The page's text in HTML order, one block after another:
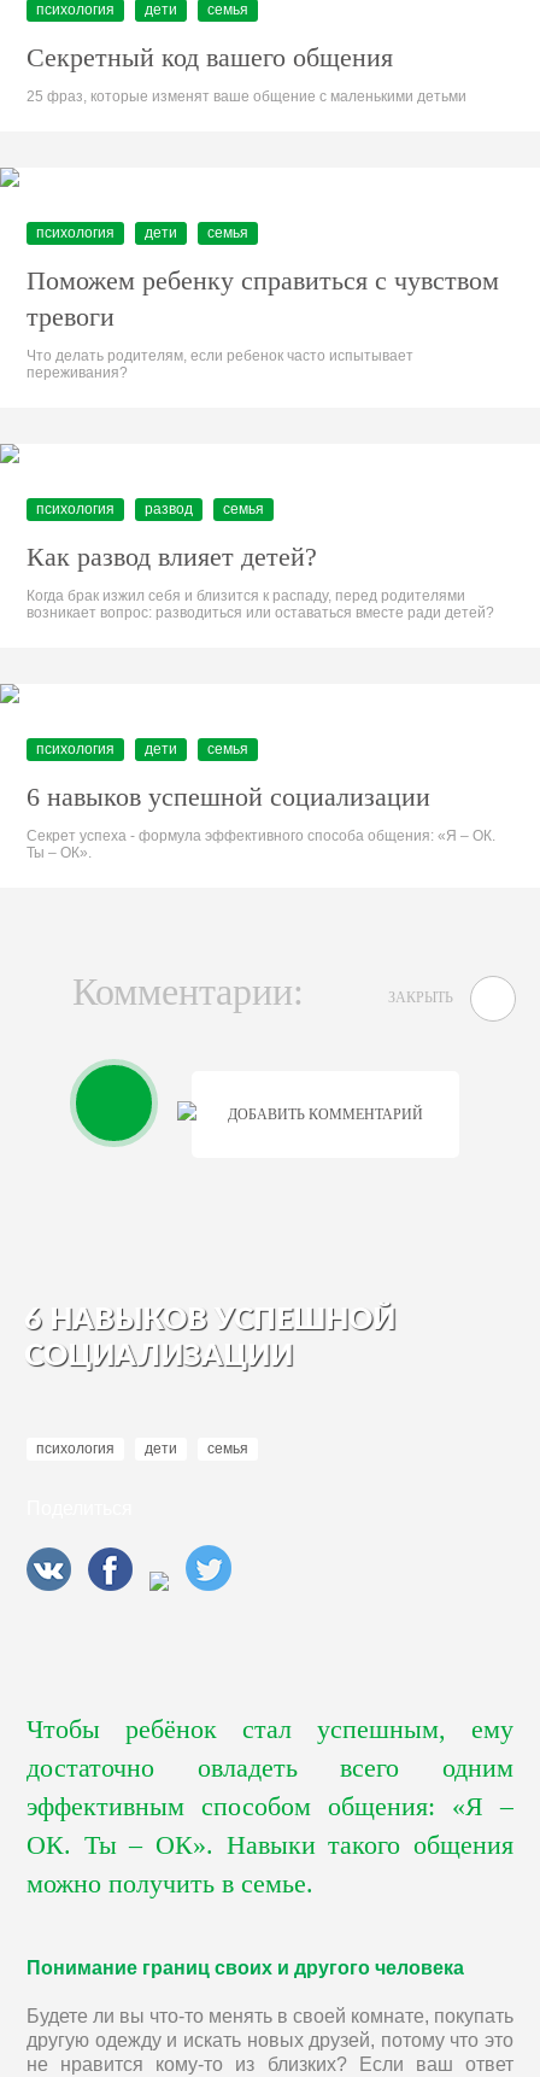
психология дети семья
Секретный код вашего общения
25 фраз, которые изменят ваше общение с маленькими детьми
психология дети семья
Поможем ребенку справиться с чувством
тревоги
Что делать родителям, если ребенок часто испытывает
переживания?
психология развод семья
Как развод влияет детей?
Когда брак изжил себя и близится к распаду, перед родителями
возникает вопрос: разводиться или оставаться вместе ради детей?
психология дети семья
6 навыков успешной социализации
Секрет успеха - формула эффективного способа общения: «Я – ОК.
Ты – ОК».
Комментарии: ЗАКРЫТЬ
ДОБАВИТЬ КОММЕНТАРИЙ
6 НАВЫКОВ УСПЕШНОЙ
СОЦИАЛИЗАЦИИ
психология дети семья
Чтобы ребёнок стал успешным, ему
достаточно овладеть всего одним
эффективным способом общения: «Я –
ОК. Ты – ОК». Навыки такого общения
можно получить в семье.
Понимание границ своих и другого человека
Будете ли вы что-то менять в своей комнате, покупать
другую одежду и искать новых друзей, потому что это
не нравится кому-то из близких? Если ваш ответ